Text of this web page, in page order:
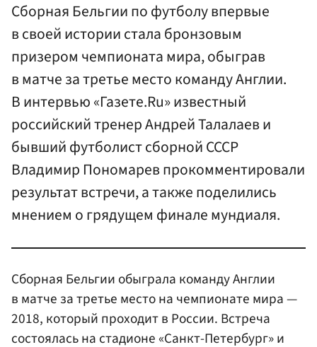
Сборная Бельгии по футболу впервые
в своей истории стала бронзовым
призером чемпионата мира, обыграв
в матче за третье место команду Англии.
В интервью «Газете.Ru» известный
российский тренер Андрей Талалаев и
бывший футболист сборной СССР
Владимир Пономарев прокомментировали
результат встречи, а также поделились
мнением о грядущем финале мундиаля.
Сборная Бельгии обыграла команду Англии
в матче за третье место на чемпионате мира —
2018, который проходит в России. Встреча
состоялась на стадионе «Санкт-Петербург» и